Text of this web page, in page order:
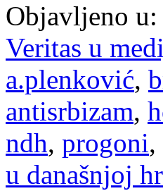
Objavljeno u:
Veritas u
a.plenković,
antisrbizam,
ndh, progoni,
u današnjoj